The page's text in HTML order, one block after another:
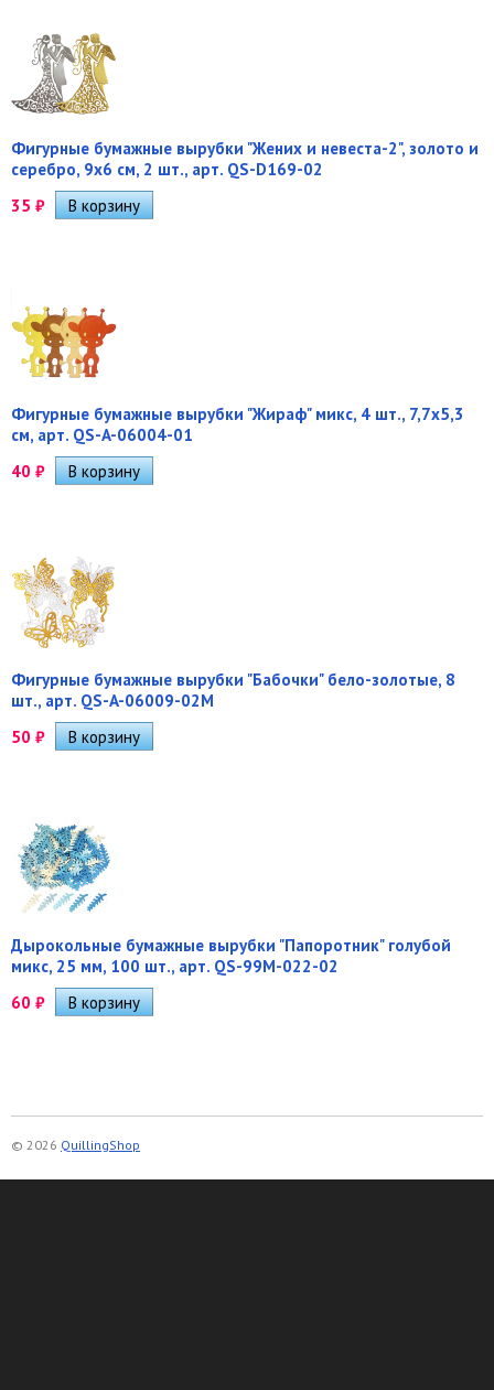
Фигурные бумажные вырубки "Жених и невеста-2", золото и
серебро, 9х6 см, 2 шт., арт. QS-D169-02
35 ₽
Фигурные бумажные вырубки "Жираф" микс, 4 шт., 7,7х5,3
см, арт. QS-A-06004-01
40 ₽
Фигурные бумажные вырубки "Бабочки" бело-золотые, 8
шт., арт. QS-A-06009-02M
50 ₽
Дырокольные бумажные вырубки "Папоротник" голубой
микс, 25 мм, 100 шт., арт. QS-99M-022-02
60 ₽
© 2026 QuillingShop